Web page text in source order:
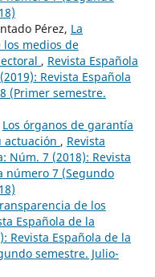
Pérez, La
medios de
, Revista Española
Revista Española
(Primer semestre.
Los órganos de garantía
actuación , Revista
Núm. 7 (2018): Revista
número 7 (Segundo
de los
Española de la
Revista Española de la
semestre. Julio-